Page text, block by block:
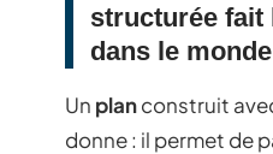
structurée fait
dans le
Un planconstruit
donne : il permet de